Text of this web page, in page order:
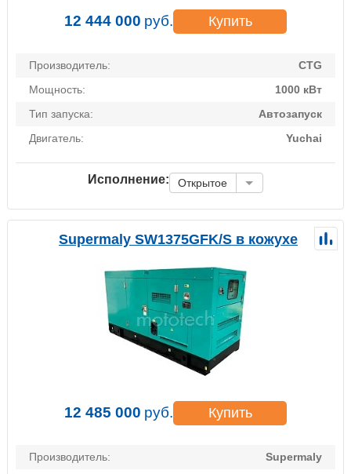
12 444 000 руб. Купить
Производитель:
CTG
Мощность:
1000 кВт
Тип запуска:
Автозапуск
Двигатель:
Yuchai
Исполнение: Открытое
Supermaly SW1375GFK/S в кожухе
12 485 000 руб. Купить
Производитель: Supermaly